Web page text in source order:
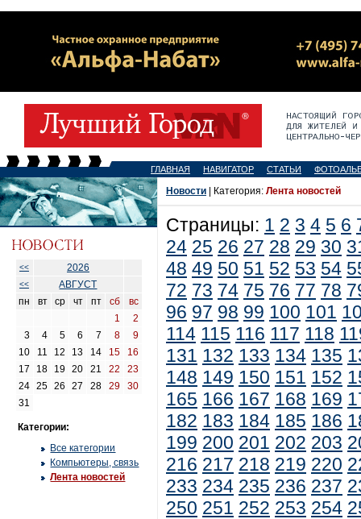
ГЛАВНАЯ НАВИГАТОР СТАТЬИ
<< 2026
<<
АВГУСТ
пн
вт ср чт пт сб
вс
1
2
3
4 5 6 7 8
9
10
11 12 13 14 15
16
17
18 19 20 21 22
23
24
25 26 27 28 29
30
31
Категории:
Все категории
Компьютеры, связь
Лента новостей
Новости | Категория: Лента новостей
Страницы: 1 2 3 4 5 6
24 25 26 27 28 29 30
48 49 50 51 52 53 54
72 73 74 75 76 77 78
96 97 98 99 100 101
114 115 116 117 118
131 132 133 134 135
148 149 150 151 152
165 166 167 168 169
182 183 184 185 186
199 200 201 202 203
216 217 218 219 220
233 234 235 236 237
250 251 252 253 254